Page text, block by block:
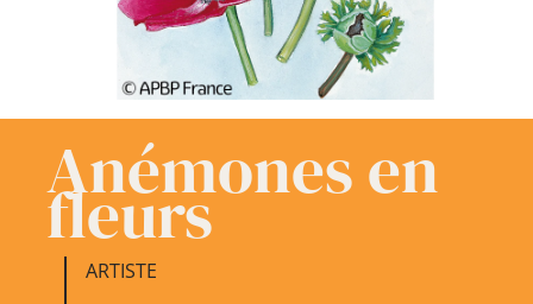
Anémones en
fleurs
ARTISTE